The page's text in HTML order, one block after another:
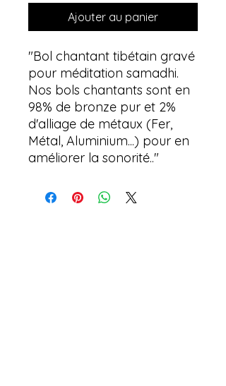
Ajouter au panier
"Bol chantant tibétain gravé
pour méditation samadhi.
Nos bols chantants sont en
98% de bronze pur et 2%
d'alliage de métaux (Fer,
Métal, Aluminium...) pour en
améliorer la sonorité.."